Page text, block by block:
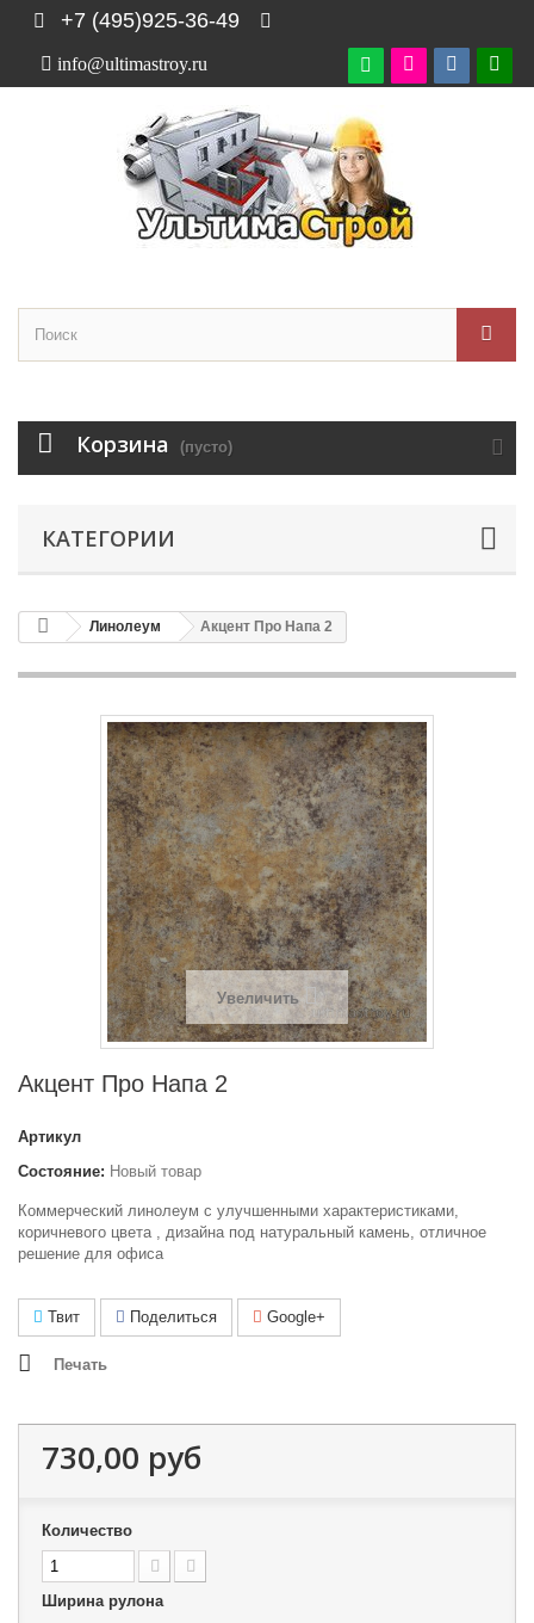
+7 (495)925-36-49

info@ultimastroy.ru
Корзина (пусто)
КАТЕГОРИИ
Линолеум Акцент Про Напа 2
Увеличить
Акцент Про Напа 2
Артикул
Состояние: Новый товар
Коммерческий линолеум с улучшенными характеристиками,
коричневого цвета , дизайна под натуральный камень, отличное
решение для офиса
Твит Поделиться Google+
Печать
730,00 руб
Количество
Ширина рулона